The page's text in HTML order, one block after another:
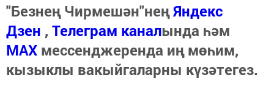
"Безнең Чирмешән"неңЯндекс
Дзен , Телеграм каналында һәм
МАХ мессенджеренда иң мөһим,
кызыклы вакыйгаларны күзәтегез.